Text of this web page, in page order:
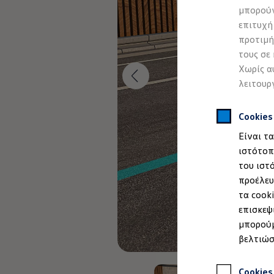
τους
Χωρίς
Είναι
του
τα
Προσομοιωτής αυτονομίας
Προσομοιωτής χρόνου φόρτισης
Προσομοιωτής κόστους φόρτισης
ID. Ενημερώσεις λογισμικού
We Charge - Υπηρεσία Φόρτισης
Εύρεση δημόσιων σημείων φόρτισης
Πλατφόρμα MEB
Μύθοι & Αλήθειες για την ηλεκτροκίνηση
Πού μπορώ να φορτίσω;
Πόσο μακριά μπορώ να φτάσω;
Πώς μπορώ να πληρώσω;
Πώς μπορώ να φορτίσω;
Η αντλία θερμότητας στα ID.
Η λειτουργία ανάκτησης ενέργειας κατά την
Το σύστημα πέδησης στα ID.
Διαθέσιμα νέα και μεταχειρισμένα αυτοκίνητα
Διαθέσιμα νέα αυτοκίνητα
Διαθέσιμα μεταχειρισμένα αυτοκίνητα
Χρηματοδότηση και Leasing
Volkswagen Easy Living
Χρηματοδότηση Auto Credit